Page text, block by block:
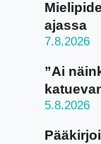
ajassa
7.8.2026
”Ai
5.8.2026